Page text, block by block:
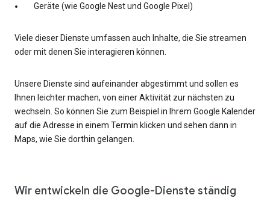
Geräte (wie Google Nest und Google Pixel)
Viele dieser Dienste umfassen auch Inhalte, die Sie streamen
oder mit denen Sie interagieren können.
Unsere Dienste sind aufeinander abgestimmt und sollen es
Ihnen leichter machen, von einer Aktivität zur nächsten zu
wechseln. So können Sie zum Beispiel in Ihrem Google Kalender
auf die Adresse in einem Termin klicken und sehen dann in
Maps, wie Sie dorthin gelangen.
Wir entwickeln die Google-Dienste ständig